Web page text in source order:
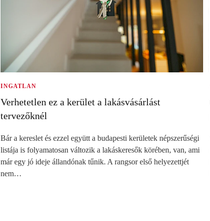
INGATLAN
Verhetetlen ez a kerület a lakásvásárlást
tervezőknél
Bár a kereslet és ezzel együtt a budapesti kerületek népszerűségi
listája is folyamatosan változik a lakáskeresők körében, van, ami
már egy jó ideje állandónak tűnik. A rangsor első helyezettjét
nem…